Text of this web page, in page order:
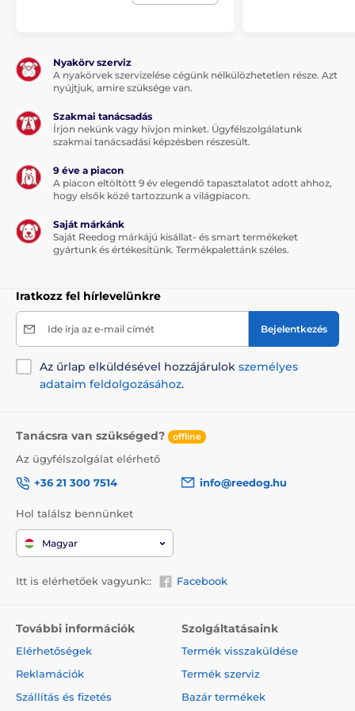
Súly és méretek
kicsi, könnyű és ergonomikusan
kialakított. Méretei 6,5 cm x 3 cm x 3 cm
(szélesség, magasság, mélység); súlya 42 g.
A termék előnyei:
Speciális mikroprocesszor
Vízálló nyakörv
Nagy akkumulátor kapacitás
Tölthető
Hang-, impulzus és rezgéskorrekció
Ugatásgátló készülék
Nejlon nyakörv
Tesztdióda
2x gumisapka az elektródákra
USB kábel
Útmutató
Nyakörv szerviz
A nyakörvek szervizelése cégünk nélkülözhetetlen része. Azt
nyújtjuk, amire szüksége van.
Szakmai tanácsadás
Írjon nekünk vagy hívjon minket. Ügyfélszolgálatunk
szakmai tanácsadási képzésben részesült.
9 éve a piacon
A piacon eltöltött 9 év elegendő tapasztalatot adott ahhoz,
hogy elsők közé tartozzunk a világpiacon.
Saját márkánk
Saját Reedog márkájú kisállat- és smart termékeket
gyártunk és értékesítünk. Termékpalettánk széles.
Iratkozz fel hírlevelünkre
Ide írja az e-mail címét Bejelentkezés
Az űrlap elküldésével hozzájárulok személyes
adataim feldolgozásához.
Tanácsra van szükséged? offline
Az ügyfélszolgálat elérhető
+36 21 300 7514
info@reedog.hu
Hol találsz bennünket
Magyar
Itt is elérhetőek vagyunk:: Facebook
További információk
Elérhetőségek
Reklamációk
Szállítás és fizetés
Szolgáltatásaink
Termék visszaküldése
Termék szerviz
Bazár termékek